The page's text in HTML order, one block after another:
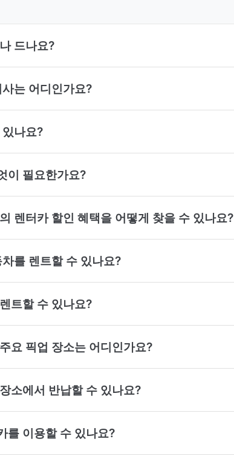
드나요?
는 어디인가요?
나요?
이 필요한가요?
렌터카 할인 혜택을 어떻게 찾을 수 있나요?
를 렌트할 수 있나요?
트할 수 있나요?
요 픽업 장소는 어디인가요?
소에서 반납할 수 있나요?
를 이용할 수 있나요?